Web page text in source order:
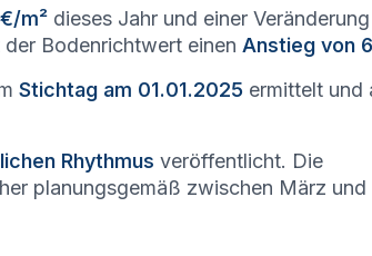
m² dieses Jahr und einer
der Bodenrichtwert einen Anstieg von
Stichtag am 01.01.2025 ermittelt und
Rhythmus veröffentlicht. Die
planungsgemäß zwischen März und